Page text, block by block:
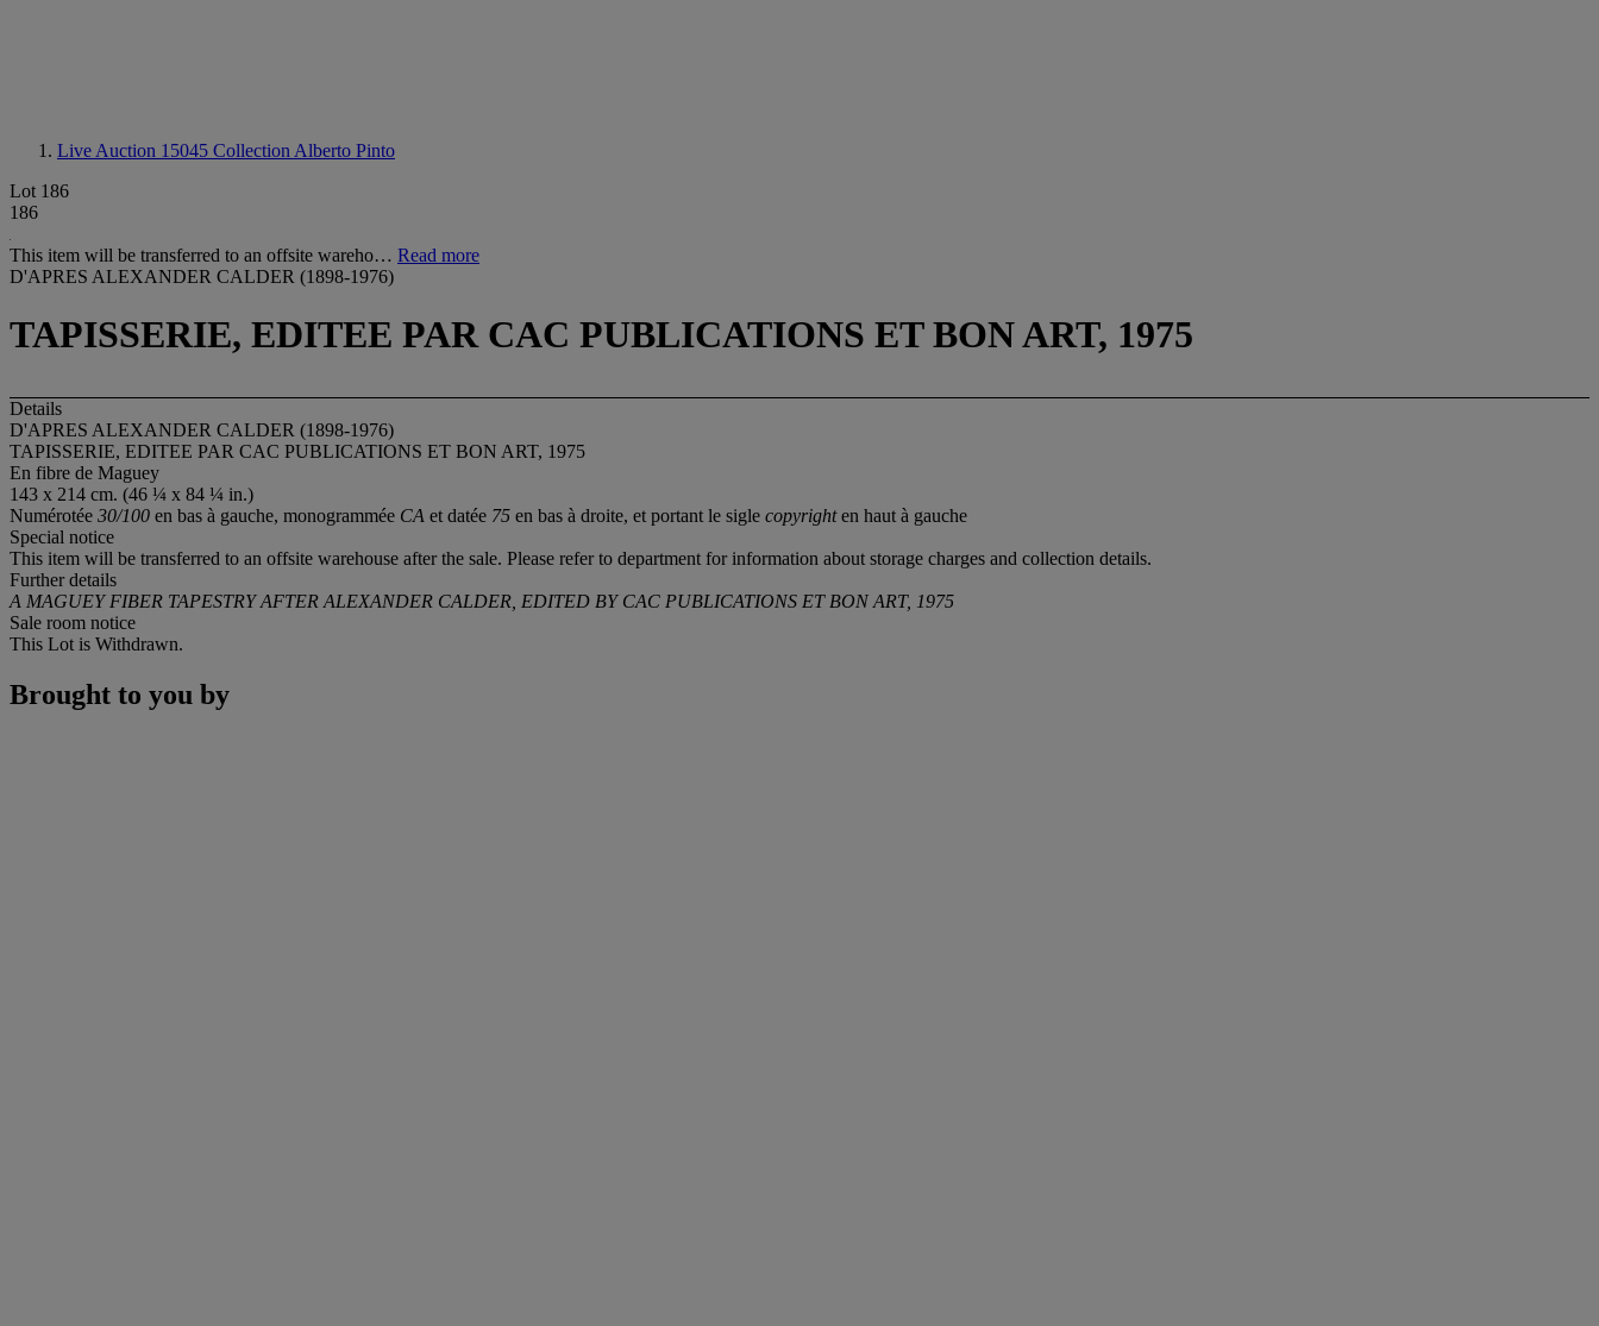
Live Auction 15045 Collection Alberto Pinto
Lot 186
186
This item will be transferred to an offsite wareho… Read more
D'APRES ALEXANDER CALDER (1898-1976)
TAPISSERIE, EDITEE PAR CAC PUBLICATIONS ET BON ART, 1975
Details
D'APRES ALEXANDER CALDER (1898-1976)
TAPISSERIE, EDITEE PAR CAC PUBLICATIONS ET BON ART, 1975
En fibre de Maguey
143 x 214 cm. (46 ¼ x 84 ¼ in.)
Numérotée 30/100 en bas à gauche, monogrammée CA et datée 75 en bas à droite, et portant le sigle copyrighten haut à gauche
Special notice
This item will be transferred to an offsite warehouse after the sale. Please refer to department for information about storage charges and collection details.
Further details
A MAGUEY FIBER TAPESTRY AFTER ALEXANDER CALDER, EDITED BY CAC PUBLICATIONS ET BON ART, 1975
Sale room notice
This Lot is Withdrawn.
Brought to you by